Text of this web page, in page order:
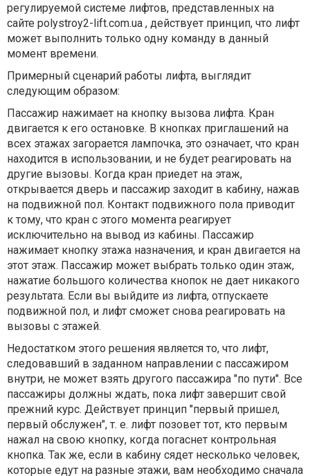
регулируемой системе лифтов, представленных на
сайте polystroy2-lift.com.ua , действует принцип, что лифт
может выполнить только одну команду в данный
момент времени.
Примерный сценарий работы лифта, выглядит
следующим образом:
Пассажир нажимает на кнопку вызова лифта. Кран
двигается к его остановке. В кнопках приглашений на
всех этажах загорается лампочка, это означает, что кран
находится в использовании, и не будет реагировать на
другие вызовы. Когда кран приедет на этаж,
открывается дверь и пассажир заходит в кабину, нажав
на подвижной пол. Контакт подвижного пола приводит
к тому, что кран с этого момента реагирует
исключительно на вывод из кабины. Пассажир
нажимает кнопку этажа назначения, и кран двигается на
этот этаж. Пассажир может выбрать только один этаж,
нажатие большого количества кнопок не дает никакого
результата. Если вы выйдите из лифта, отпускаете
подвижной пол, и лифт сможет снова реагировать на
вызовы с этажей.
Недостатком этого решения является то, что лифт,
следовавший в заданном направлении с пассажиром
внутри, не может взять другого пассажира "по пути". Все
пассажиры должны ждать, пока лифт завершит свой
прежний курс. Действует принцип "первый пришел,
первый обслужен", т. е. лифт позовет тот, кто первым
нажал на свою кнопку, когда погаснет контрольная
кнопка. Так же, если в кабину сядет несколько человек,
которые едут на разные этажи, вам необходимо сначала